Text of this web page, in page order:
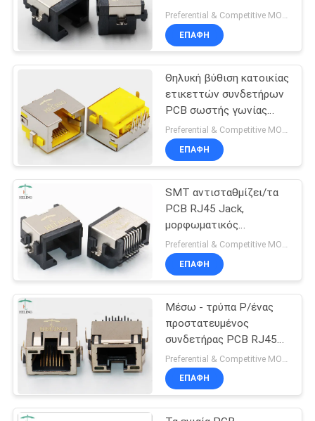
ΠΟΛΙΤΙΚΉ
ΑΠΟΡΡΉΤΟΥ
προεξοχών SMT
Preferential & Competitive MOQ:1000
ΕΠΑΦΉ
Θηλυκή βύθιση κατοικίας
ετικεττών συνδετήρων
PCB σωστής γωνίας
8P8C RJ45 επάνω
κίτρινη
ΕΠΑΦΉ
SMT αντισταθμίζει/τα
PCB RJ45 Jack,
μορφωματικός
συνδετήρας προεξοχών
PCB δικτύων RJ45
ΕΠΑΦΉ
Μέσω - τρύπα Ρ/ένας
προστατευμένος
συνδετήρας PCB RJ45
Jack Ethernet με τις
ετικέττες της EMI
ΕΠΑΦΉ